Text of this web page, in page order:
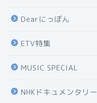
Dearにっぽん
ETV特集
MUSIC SPECIAL
NHKドキュメンタリー